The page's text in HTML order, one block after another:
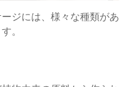
ジには、様々な種類があ
。